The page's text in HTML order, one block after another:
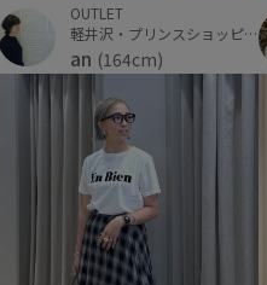
OUTLET
軽井沢・プリンスショッピングプラザ
an (164cm)